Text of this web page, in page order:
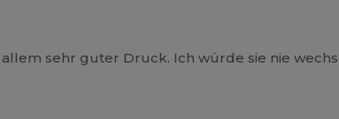
sehr guter Druck. Ich würde sie nie